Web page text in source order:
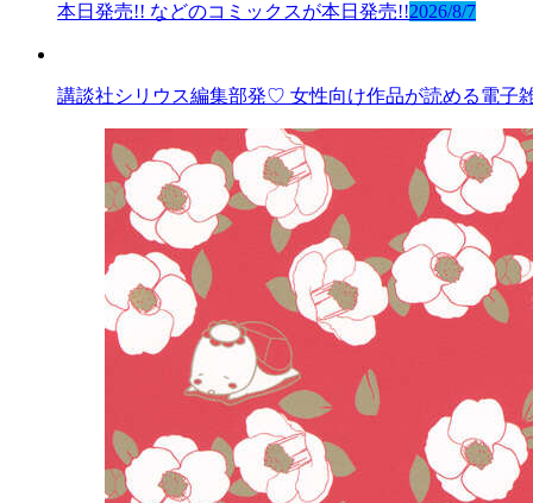
本日発売!! などのコミックスが本日発売!!2026/8/7
講談社シリウス編集部発♡ 女性向け作品が読める電子